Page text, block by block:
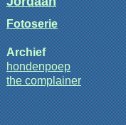
Fotoserie
Archief
hondenpoep
the complainer